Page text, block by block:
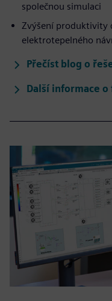
společnou simulaci
Zvýšení produktivity
elektrotepelného
Přečíst blog o
Další informace o